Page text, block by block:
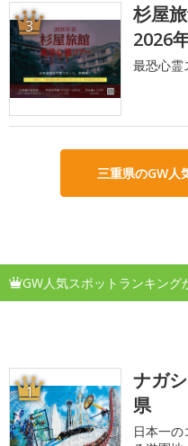
3
杉屋
2026
最恐心霊
三重県のGW人
GW人気スポットランキング
1
ナガ
県
日本一